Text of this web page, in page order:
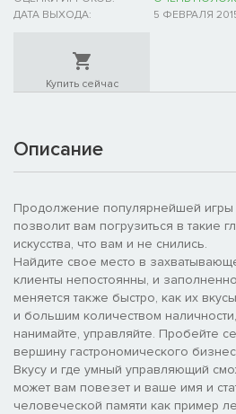
ДАТА ВЫХОДА:
5 ФЕВРАЛЯ
Купить сейчас
Описание
Продолжение популярнейшей игры
позволит вам погрузиться в такие
искусства, что вам и не снились.
Найдите свое место в
клиенты непостоянны, и
меняется также быстро, как их
и большим количеством наличности,
нанимайте, управляйте. Пробейте
вершину гастрономического
Вкусу и где умный управляющий
может вам повезет и ваше имя и
человеческой памяти как пример